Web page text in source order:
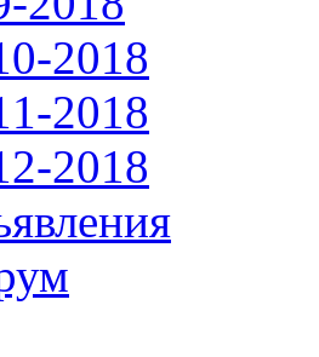
2018
2018
2018